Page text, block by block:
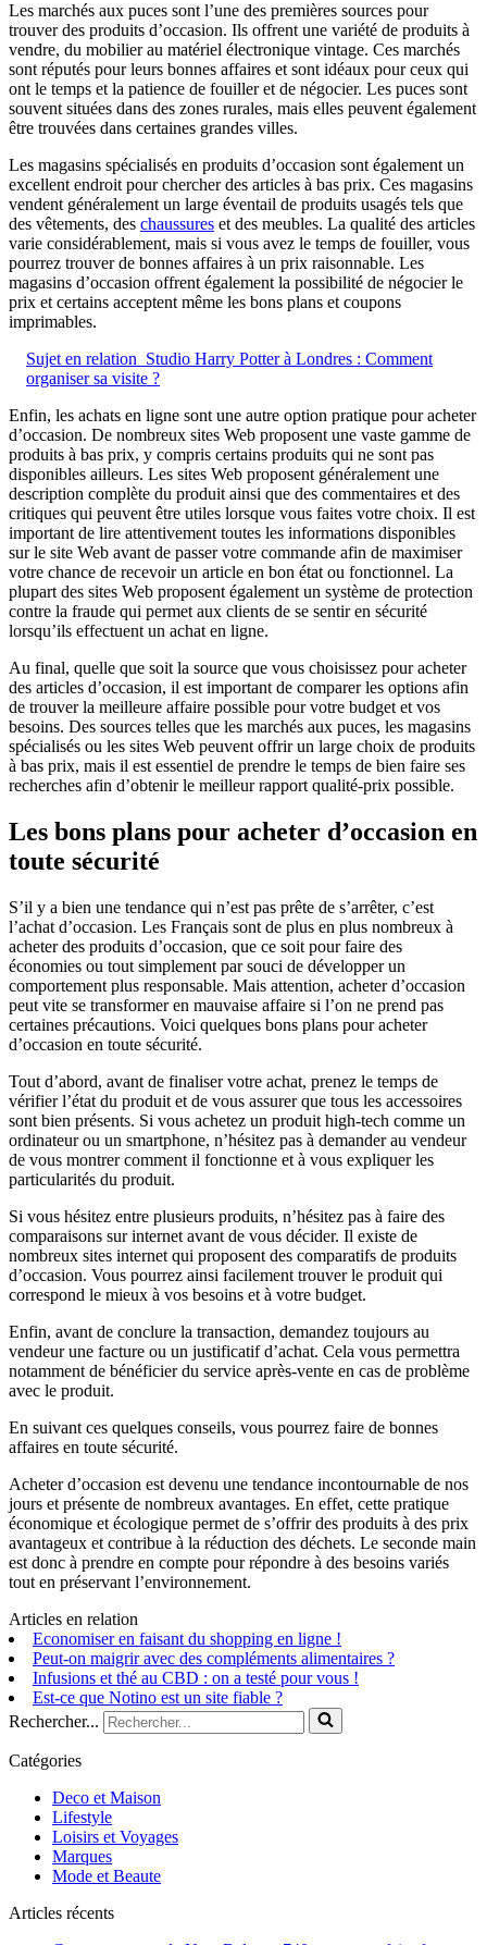
Les marchés aux puces sont l’une des premières sources pour
trouver des produits d’occasion. Ils offrent une variété de produits à
vendre, du mobilier au matériel électronique vintage. Ces marchés
sont réputés pour leurs bonnes affaires et sont idéaux pour ceux qui
ont le temps et la patience de fouiller et de négocier. Les puces sont
souvent situées dans des zones rurales, mais elles peuvent également
être trouvées dans certaines grandes villes.
Les magasins spécialisés en produits d’occasion sont également un
excellent endroit pour chercher des articles à bas prix. Ces magasins
vendent généralement un large éventail de produits usagés tels que
des vêtements, des chaussures et des meubles. La qualité des articles
varie considérablement, mais si vous avez le temps de fouiller, vous
pourrez trouver de bonnes affaires à un prix raisonnable. Les
magasins d’occasion offrent également la possibilité de négocier le
prix et certains acceptent même les bons plans et coupons
imprimables.
Sujet en relation Studio Harry Potter à Londres : Comment
organiser sa visite ?
Enfin, les achats en ligne sont une autre option pratique pour acheter
d’occasion. De nombreux sites Web proposent une vaste gamme de
produits à bas prix, y compris certains produits qui ne sont pas
disponibles ailleurs. Les sites Web proposent généralement une
description complète du produit ainsi que des commentaires et des
critiques qui peuvent être utiles lorsque vous faites votre choix. Il est
important de lire attentivement toutes les informations disponibles
sur le site Web avant de passer votre commande afin de maximiser
votre chance de recevoir un article en bon état ou fonctionnel. La
plupart des sites Web proposent également un système de protection
contre la fraude qui permet aux clients de se sentir en sécurité
lorsqu’ils effectuent un achat en ligne.
Au final, quelle que soit la source que vous choisissez pour acheter
des articles d’occasion, il est important de comparer les options afin
de trouver la meilleure affaire possible pour votre budget et vos
besoins. Des sources telles que les marchés aux puces, les magasins
spécialisés ou les sites Web peuvent offrir un large choix de produits
à bas prix, mais il est essentiel de prendre le temps de bien faire ses
recherches afin d’obtenir le meilleur rapport qualité-prix possible.
Les bons plans pour acheter d’occasion en
toute sécurité
S’il y a bien une tendance qui n’est pas prête de s’arrêter, c’est
l’achat d’occasion. Les Français sont de plus en plus nombreux à
acheter des produits d’occasion, que ce soit pour faire des
économies ou tout simplement par souci de développer un
comportement plus responsable. Mais attention, acheter d’occasion
peut vite se transformer en mauvaise affaire si l’on ne prend pas
certaines précautions. Voici quelques bons plans pour acheter
d’occasion en toute sécurité.
Tout d’abord, avant de finaliser votre achat, prenez le temps de
vérifier l’état du produit et de vous assurer que tous les accessoires
sont bien présents. Si vous achetez un produit high-tech comme un
ordinateur ou un smartphone, n’hésitez pas à demander au vendeur
de vous montrer comment il fonctionne et à vous expliquer les
particularités du produit.
Si vous hésitez entre plusieurs produits, n’hésitez pas à faire des
comparaisons sur internet avant de vous décider. Il existe de
nombreux sites internet qui proposent des comparatifs de produits
d’occasion. Vous pourrez ainsi facilement trouver le produit qui
correspond le mieux à vos besoins et à votre budget.
Enfin, avant de conclure la transaction, demandez toujours au
vendeur une facture ou un justificatif d’achat. Cela vous permettra
notamment de bénéficier du service après-vente en cas de problème
avec le produit.
En suivant ces quelques conseils, vous pourrez faire de bonnes
affaires en toute sécurité.
Acheter d’occasion est devenu une tendance incontournable de nos
jours et présente de nombreux avantages. En effet, cette pratique
économique et écologique permet de s’offrir des produits à des prix
avantageux et contribue à la réduction des déchets. Le seconde main
est donc à prendre en compte pour répondre à des besoins variés
tout en préservant l’environnement.
Articles en relation
Economiser en faisant du shopping en ligne !
Peut-on maigrir avec des compléments alimentaires ?
Infusions et thé au CBD : on a testé pour vous !
Est-ce que Notino est un site fiable ?
Rechercher...
Catégories
Deco et Maison
Lifestyle
Loisirs et Voyages
Marques
Mode et Beaute
Articles récents